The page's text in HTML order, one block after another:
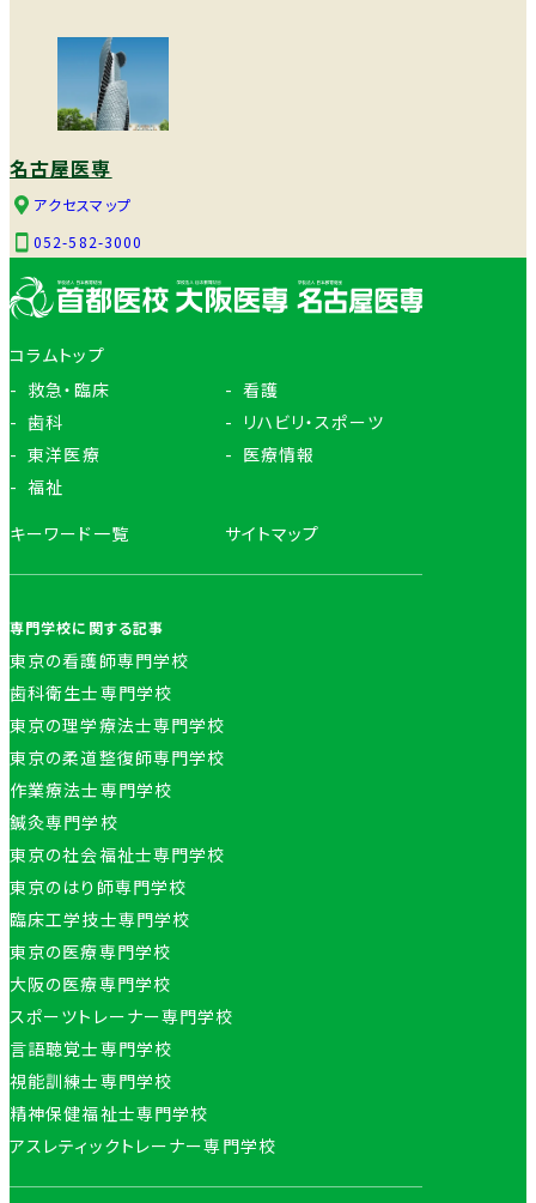
名古屋医専
アクセスマップ
052-582-3000
コラムトップ
救急・臨床
看護
歯科
リハビリ・スポーツ
東洋医療
医療情報
福祉
キーワード一覧
サイトマップ
専門学校に関する記事
東京の看護師専門学校
歯科衛生士専門学校
東京の理学療法士専門学校
東京の柔道整復師専門学校
作業療法士専門学校
鍼灸専門学校
東京の社会福祉士専門学校
東京のはり師専門学校
臨床工学技士専門学校
東京の医療専門学校
大阪の医療専門学校
スポーツトレーナー専門学校
言語聴覚士専門学校
視能訓練士専門学校
精神保健福祉士専門学校
アスレティックトレーナー専門学校